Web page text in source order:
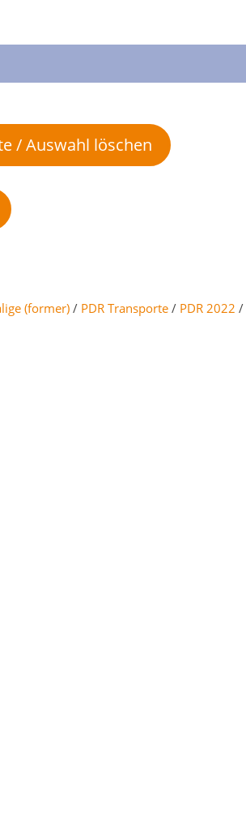
/ Auswahl löschen
(former) / PDR Transporte / PDR 2022 /